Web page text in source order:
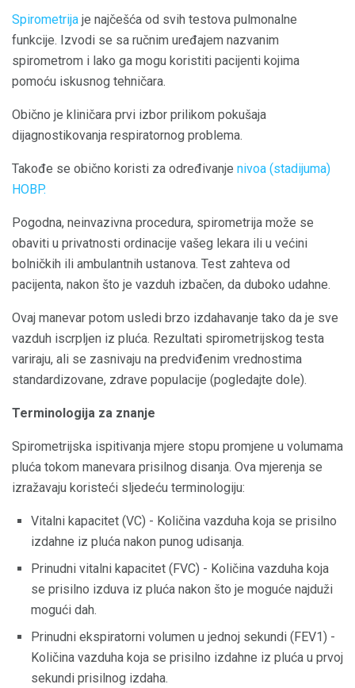
Spirometrija je najčešća od svih testova pulmonalne
funkcije. Izvodi se sa ručnim uređajem nazvanim
spirometrom i lako ga mogu koristiti pacijenti kojima
pomoću iskusnog tehničara.
Obično je kliničara prvi izbor prilikom pokušaja
dijagnostikovanja respiratornog problema.
Takođe se obično koristi za određivanje nivoa (stadijuma)
HOBP.
Pogodna, neinvazivna procedura, spirometrija može se
obaviti u privatnosti ordinacije vašeg lekara ili u većini
bolničkih ili ambulantnih ustanova. Test zahteva od
pacijenta, nakon što je vazduh izbačen, da duboko udahne.
Ovaj manevar potom usledi brzo izdahavanje tako da je sve
vazduh iscrpljen iz pluća. Rezultati spirometrijskog testa
variraju, ali se zasnivaju na predviđenim vrednostima
standardizovane, zdrave populacije (pogledajte dole).
Terminologija za znanje
Spirometrijska ispitivanja mjere stopu promjene u volumama
pluća tokom manevara prisilnog disanja. Ova mjerenja se
izražavaju koristeći sljedeću terminologiju:
Vitalni kapacitet (VC) - Količina vazduha koja se prisilno
izdahne iz pluća nakon punog udisanja.
Prinudni vitalni kapacitet (FVC) - Količina vazduha koja
se prisilno izduva iz pluća nakon što je moguće najduži
mogući dah.
Prinudni ekspiratorni volumen u jednoj sekundi (FEV1) -
Količina vazduha koja se prisilno izdahne iz pluća u prvoj
sekundi prisilnog izdaha.